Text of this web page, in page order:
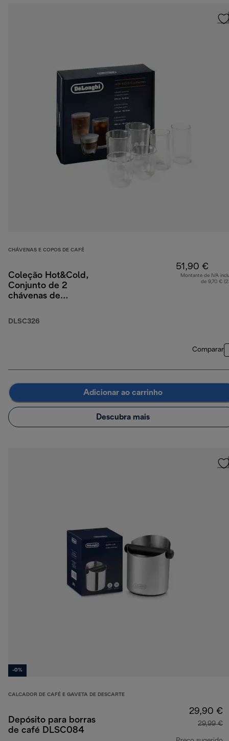
CHÁVENAS E COPOS DE CAFÉ
Coleção Hot&Cold,
Conjunto de 2
chávenas de
chávenas de infusão a
DLSC326
51,90 €
Montante de IVA
de 9,70 €
Comparar
Adicionar ao carrinho
Descubra mais
-0%
CALCADOR DE CAFÉ E GAVETA DE DESCARTE
Depósito para borras
de café DLSC084
29,90 €
29,99 €